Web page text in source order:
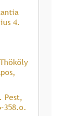
4.
Pest,
358.o.